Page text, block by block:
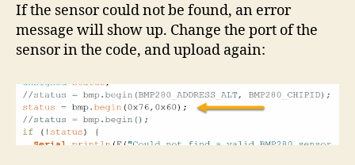
If the sensor could not be found, an error
message will show up. Change the port of the
sensor in the code, and upload again: